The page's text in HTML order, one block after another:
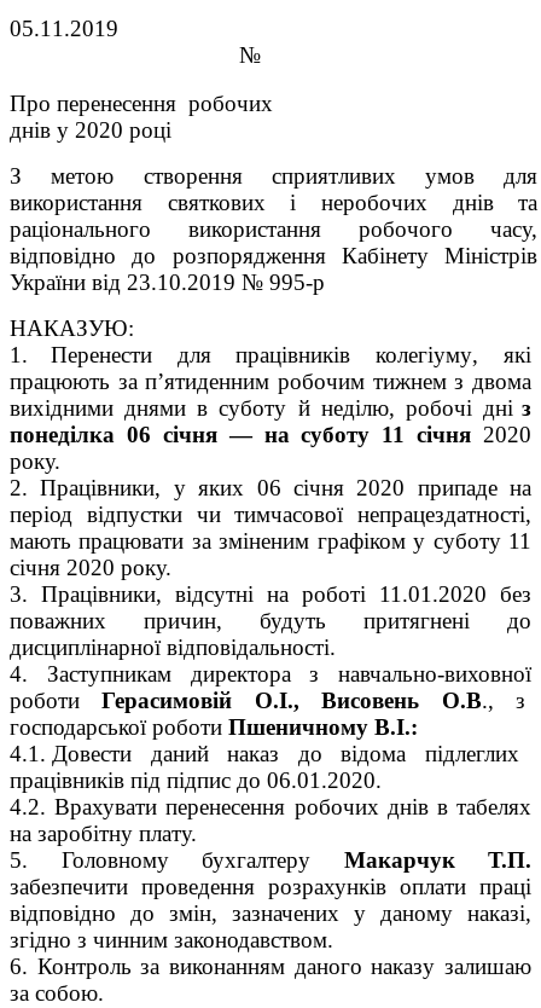
05.11.2019
№
Про перенесення робочих
днів у 2020 році
З метою створення сприятливих умов для
використання святкових і неробочих днів та
раціонального використання робочого часу,
відповідно до розпорядження Кабінету Міністрів
України від 23.10.2019 № 995-р
НАКАЗУЮ:
1.
Перенести для працівників колегіуму, які
працюють за п’ятиденним робочим тижнем з двома
вихідними днями в суботу й неділю, робочі дні з
понеділка 06 січня — на суботу 11 січня 2020
року.
2. Працівники, у яких 06 січня 2020 припаде на
період відпустки чи тимчасової непрацездатності,
мають працювати за зміненим графіком у суботу 11
січня 2020 року.
3. Працівники, відсутні на роботі 11.01.2020 без
поважних причин, будуть притягнені до
дисциплінарної відповідальності.
4. Заступникам директора з навчально-виховної
роботиГерасимовій О.І., Висовень О.В., з
господарської роботи Пшеничному В.І.:
4.1. Довести даний наказ до відома підлеглих
працівників під підпис до 06.01.2020.
4.2. Врахувати перенесення робочих днів в табелях
на заробітну плату.
5. Головному бухгалтеру Макарчук Т.П.
забезпечити проведення розрахунків оплати праці
відповідно до змін, зазначених у даному наказі,
згідно з чинним законодавством.
6. Контроль за виконанням даного наказу залишаю
за собою.